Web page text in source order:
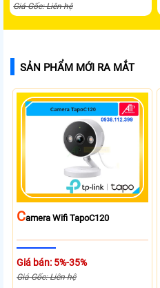
Giá Gốc: Liên hệ
SẢN PHẨM MỚI RA MẮT
CAmera Wifi TapoC120
Giá bán: 5%-35%
Giá Gốc: Liên hệ